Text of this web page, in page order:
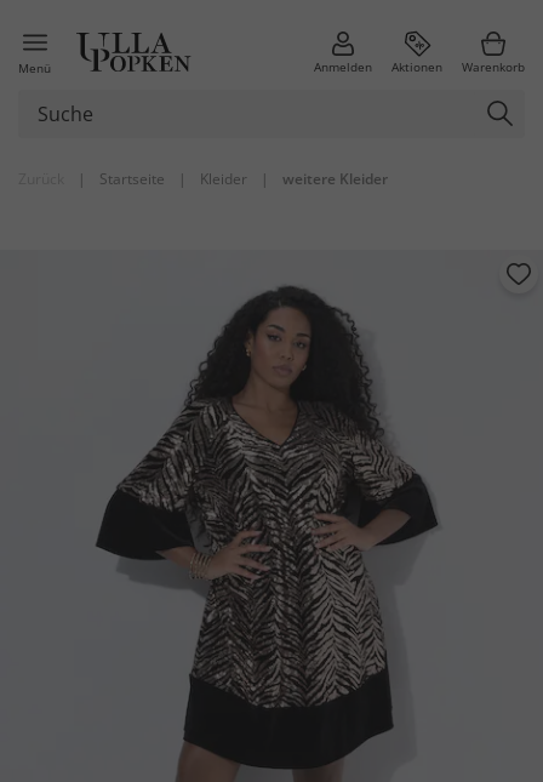
Menü Anmelden Aktionen Warenkorb
| Startseite | Kleider | weitere Kleider